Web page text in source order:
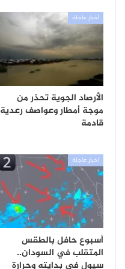
أخبار عاجلة
الأرصاد الجوية تحذر من
موجة أمطار وعواصف رعدية
قادمة
أخبار عاجلة
أسبوع حافل بالطقس
المتقلب في السودان..
سيول في بدايته وحرارة